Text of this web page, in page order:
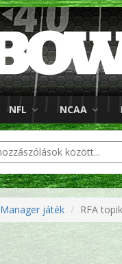
NFL NCAA
Manager játék RFA topik